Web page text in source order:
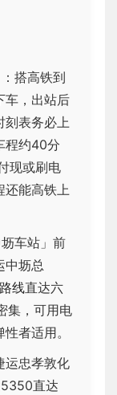
：搭高铁到
车，出站后
刻表务必上
程约40分
现或刷电
还能高铁上
车站」前
中坜总
线直达六
集，可用电
者适用。
运忠孝敦化
直达